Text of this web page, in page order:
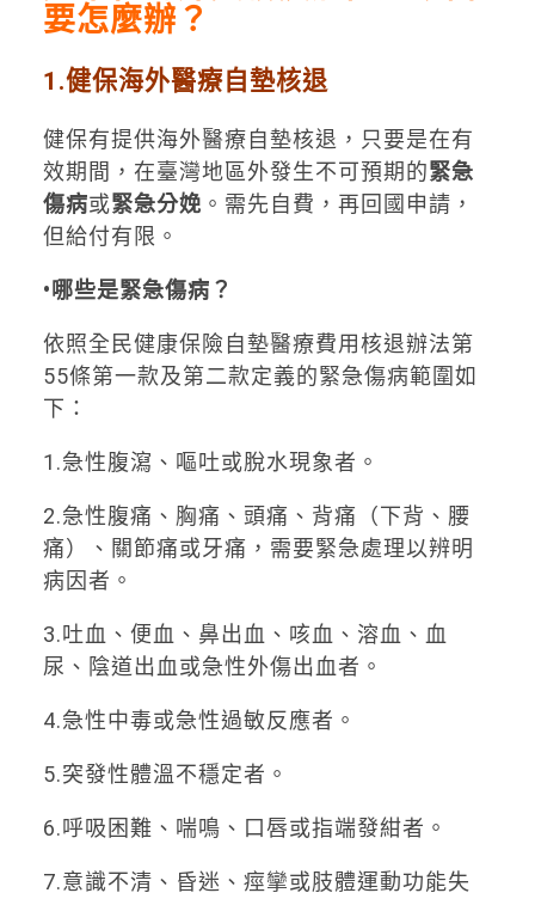
要怎麼辦？
1.健保海外醫療自墊核退
健保有提供海外醫療自墊核退，只要是在有
效期間，在臺灣地區外發生不可預期的緊急
傷病或緊急分娩 。需先自費，再回國申請，
但給付有限。
•哪些是緊急傷病？
依照全民健康保險自墊醫療費用核退辦法第
55條第一款及第二款定義的緊急傷病範圍如
下：
1.急性腹瀉、嘔吐或脫水現象者。
2.急性腹痛、胸痛、頭痛、背痛（下背、腰
痛）、關節痛或牙痛，需要緊急處理以辨明
病因者。
3.吐血、便血、鼻出血、咳血、溶血、血
尿、陰道出血或急性外傷出血者。
4.急性中毒或急性過敏反應者。
5.突發性體溫不穩定者。
6.呼吸困難、喘鳴、口唇或指端發紺者。
7.意識不清、昏迷、痙攣或肢體運動功能失